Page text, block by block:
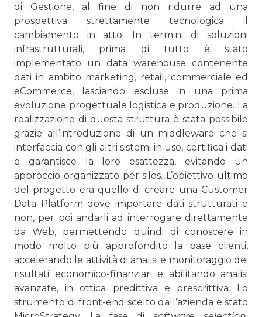
di Gestione, al fine di non ridurre ad una
prospettiva strettamente tecnologica il
cambiamento in atto. In termini di soluzioni
infrastrutturali, prima di tutto è stato
implementato un data warehouse contenente
dati in ambito marketing, retail, commerciale ed
eCommerce, lasciando escluse in una prima
evoluzione progettuale logistica e produzione. La
realizzazione di questa struttura è stata possibile
grazie all’introduzione di un middleware che si
interfaccia con gli altri sistemi in uso, certifica i dati
e garantisce la loro esattezza, evitando un
approccio organizzato per silos. L’obiettivo ultimo
del progetto era quello di creare una Customer
Data Platform dove importare dati strutturati e
non, per poi andarli ad interrogare direttamente
da Web, permettendo quindi di conoscere in
modo molto più approfondito la base clienti,
accelerando le attività di analisi e monitoraggio dei
risultati economico-finanziari e abilitando analisi
avanzate, in ottica predittiva e prescrittiva. Lo
strumento di front-end scelto dall’azienda è stato